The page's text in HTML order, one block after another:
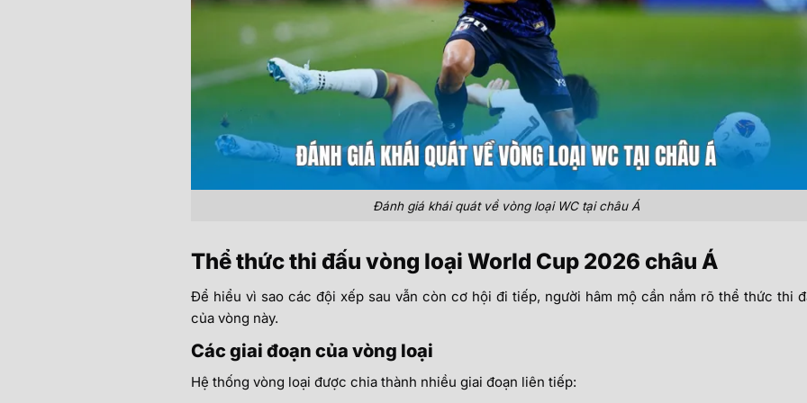
Đánh giá khái quát về vòng loại WC tại châu Á
Thể thức thi đấu vòng loại World Cup 2026 châu Á
Để hiểu vì sao các đội xếp sau vẫn còn cơ hội đi tiếp, người hâm mộ cần nắm rõ thể thức thi
của vòng này.
Các giai đoạn của vòng loại
Hệ thống vòng loại được chia thành nhiều giai đoạn liên tiếp: